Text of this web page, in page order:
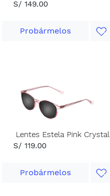
S/ 149.00
Probármelos
Lentes Estela Pink Crystal
S/ 119.00
Probármelos